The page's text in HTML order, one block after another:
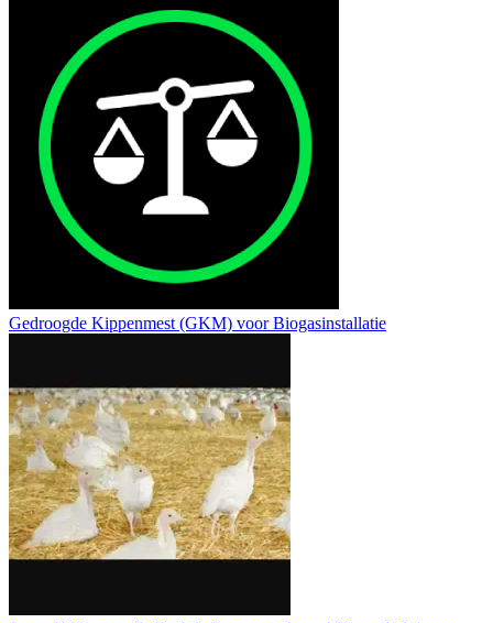
Gedroogde Kippenmest (GKM) voor Biogasinstallatie